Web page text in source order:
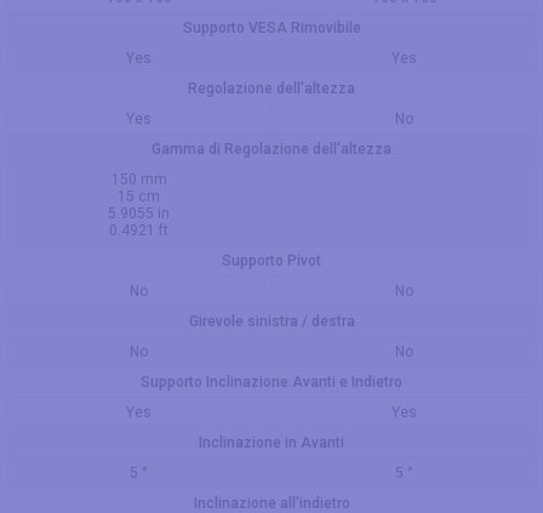
Supporto VESA Rimovibile
Yes
Yes
Regolazione dell'altezza
Yes
No
Gamma di Regolazione dell'altezza
150 mm
15 cm
5.9055 in
0.4921 ft
Supporto Pivot
No
No
Girevole sinistra / destra
No
No
Supporto Inclinazione Avanti e Indietro
Yes
Yes
Inclinazione in Avanti
5 °
5 °
Inclinazione all'indietro